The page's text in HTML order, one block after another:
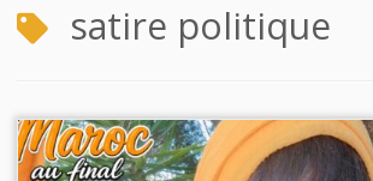
satire politique